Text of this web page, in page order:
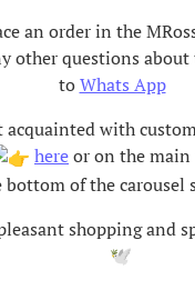
an order in the
other questions
to Whats App
acquainted with
hereor on the main
bottom of the carousel
shopping and